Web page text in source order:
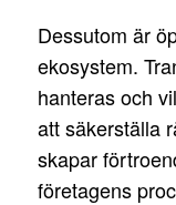
Dessutom är
ekosystem.
hanteras och
att säkerställa
skapar
företagens